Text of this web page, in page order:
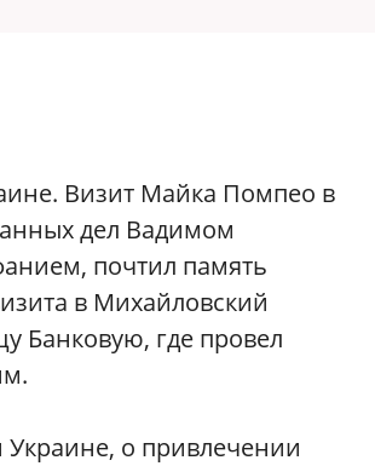
Визит Майка Помпео в
дел Вадимом
почтил память
в Михайловский
Банковую, где провел
о привлечении